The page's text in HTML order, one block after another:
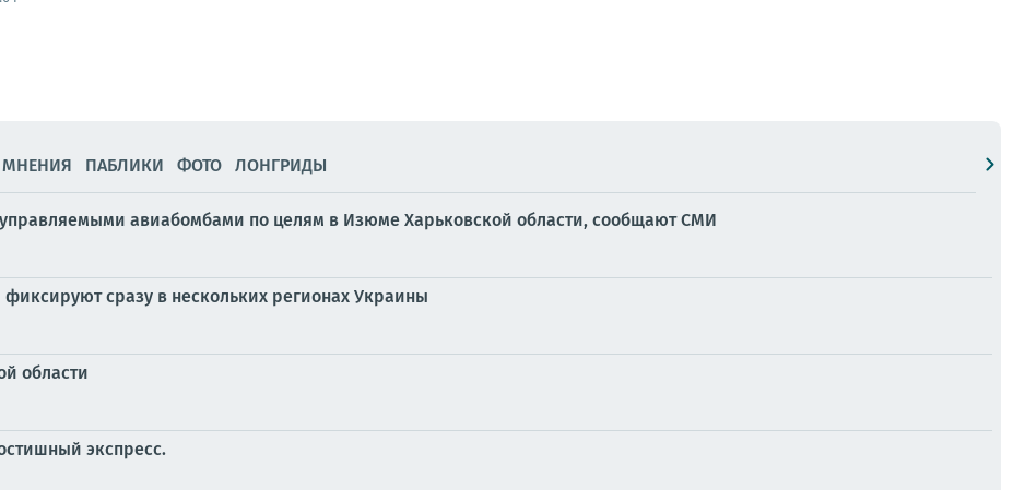
МНЕНИЯ ПАБЛИКИ ФОТО ЛОНГРИДЫ
авиабомбами по целям в Изюме Харьковской области, сообщают СМИ
сразу в нескольких регионах Украины
области
экспресс.